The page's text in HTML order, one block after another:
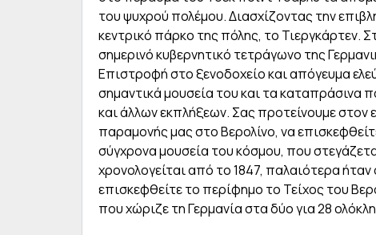
του ψυχρού πολέμου. Διασχίζοντας την
κεντρικό πάρκο της πόλης, το Τιεργκάρτεν.
σημερινό κυβερνητικό τετράγωνο της
Επιστροφή στο ξενοδοχείο και απόγευμα
σημαντικά μουσεία του και τα καταπράσινα
και άλλων εκπλήξεων. Σας προτείνουμε στον
παραμονής μας στο Βερολίνο, να
σύγχρονα μουσεία του κόσμου, που
χρονολογείται από το 1847, παλαιότερα
επισκεφθείτε το περίφημο το Τείχος του
που χώριζε τη Γερμανία στα δύο για 28